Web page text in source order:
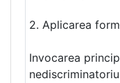
2. Aplicarea
Invocarea